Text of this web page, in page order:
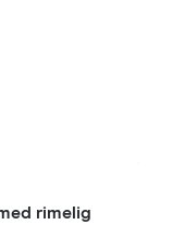
rimelig